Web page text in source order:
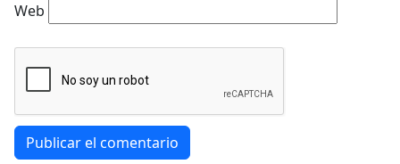
Web
Publicar el comentario